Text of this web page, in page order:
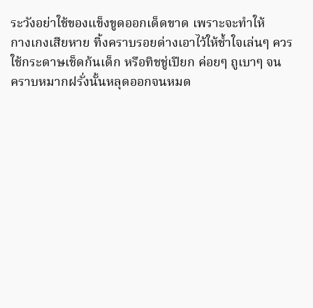
ระวังอย่าใช้ของแข็งขูดออกเด็ดขาด เพราะจะทำให้
กางเกงเสียหาย ทิ้งคราบรอยด่างเอาไว้ให้ช้ำใจเล่นๆ ควร
ใช้กระดาษเช็ดก้นเด็ก หรือทิชชู่เปียก ค่อยๆ ถูเบาๆ จน
คราบหมากฝรั่งนั้นหลุดออกจนหมด